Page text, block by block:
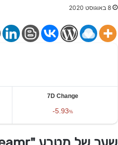
8 באוגוסט 2020
7D Change
-5.93%